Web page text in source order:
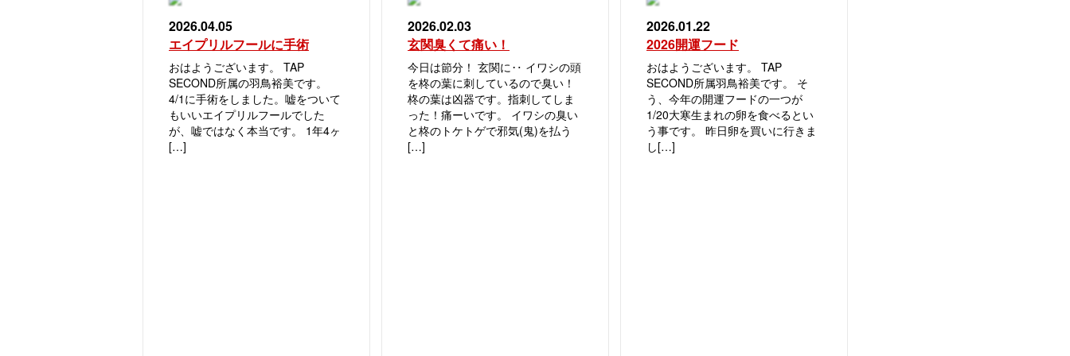
2026.04.05
エイプリルフールに手術
おはようございます。 TAP
SECOND所属の羽鳥裕美です。
4/1に手術をしました。嘘をついて
もいいエイプリルフールでした
が、嘘ではなく本当です。 1年4ヶ
[…]
2026.02.03
玄関臭くて痛い！
今日は節分！ 玄関に‥ イワシの頭
を柊の葉に刺しているので臭い！
柊の葉は凶器です。指刺してしま
った！痛ーいです。 イワシの臭い
と柊のトケトゲで邪気(鬼)を払う
[…]
2026.01.22
2026開運フード
おはようございます。 TAP
SECOND所属羽鳥裕美です。 そ
う、今年の開運フードの一つが
1/20大寒生まれの卵を食べるとい
う事です。 昨日卵を買いに行きま
し[…]